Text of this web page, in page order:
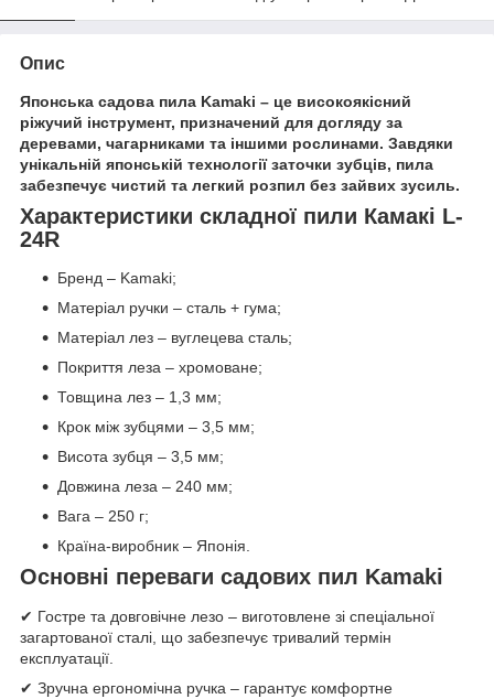
Опис
Японська садова пила Kamaki – це високоякісний
ріжучий інструмент, призначений для догляду за
деревами, чагарниками та іншими рослинами. Завдяки
унікальній японській технології заточки зубців, пила
забезпечує чистий та легкий розпил без зайвих зусиль.
Характеристики складної пили Камакі L-
24R
Бренд – Kamaki;
Матеріал ручки – сталь + гума;
Матеріал лез – вуглецева сталь;
Покриття леза – хромоване;
Товщина лез – 1,3 мм;
Крок між зубцями – 3,5 мм;
Висота зубця – 3,5 мм;
Довжина леза – 240 мм;
Вага – 250 г;
Країна-виробник – Японія.
Основні переваги садових пил Kamaki
✔ Гостре та довговічне лезо – виготовлене зі спеціальної
загартованої сталі, що забезпечує тривалий термін
експлуатації.
✔ Зручна ергономічна ручка – гарантує комфортне